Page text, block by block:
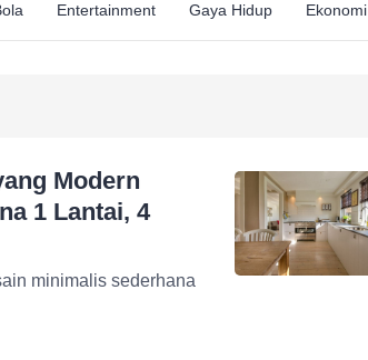
Entertainment Gaya Hidup Ekonomi
Modern
1 Lantai, 4
minimalis sederhana